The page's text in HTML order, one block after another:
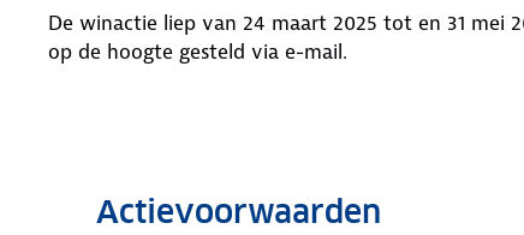
De winactie liep van 24 maart 2025 tot en 31 mei
op de hoogte gesteld via e-mail.
Actievoorwaarden